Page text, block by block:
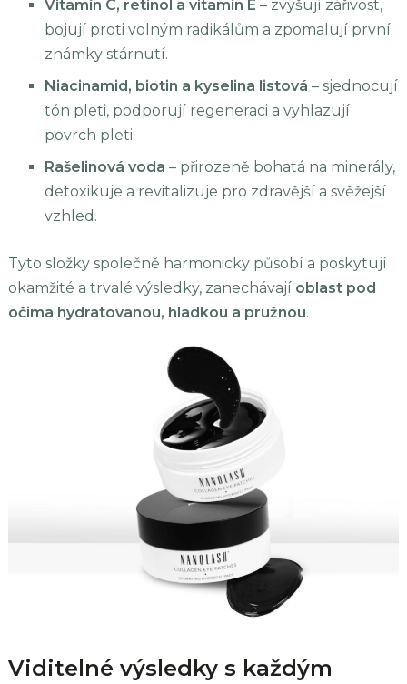
Vitamín C, retinol a vitamín E – zvyšují zářivost,
bojují proti volným radikálům a zpomalují první
známky stárnutí.
Niacinamid, biotin a kyselina listová – sjednocují
tón pleti, podporují regeneraci a vyhlazují
povrch pleti.
Rašelinová voda – přirozeně bohatá na minerály,
detoxikuje a revitalizuje pro zdravější a svěžejší
vzhled.
Tyto složky společně harmonicky působí a poskytují
okamžité a trvalé výsledky, zanechávají oblast pod
očima hydratovanou, hladkou a pružnou.
Viditelné výsledky s každým